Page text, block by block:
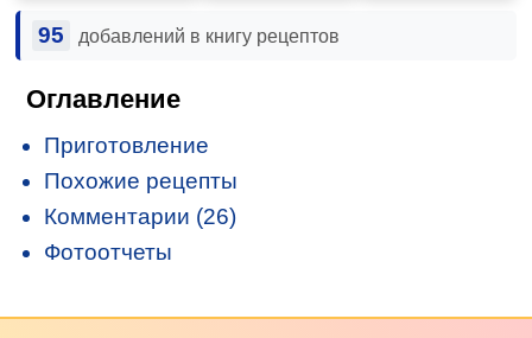
95 добавлений в книгу рецептов
Оглавление
Приготовление
Похожие рецепты
Комментарии (26)
Фотоотчеты